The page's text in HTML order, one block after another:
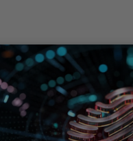
nuevos riesgos de
medidas prácticas para
gestionado de
datos sensibles y